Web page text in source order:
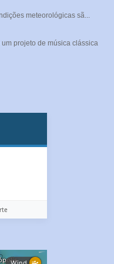
meteorológicas sã...
projeto de música clássica